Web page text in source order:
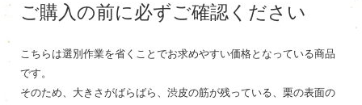
ご購入の前に必ずご確認ください
こちらは選別作業を省くことでお求めやすい価格となっている商品
です。
そのため、大きさがばらばら、渋皮の筋が残っている、栗の表面の